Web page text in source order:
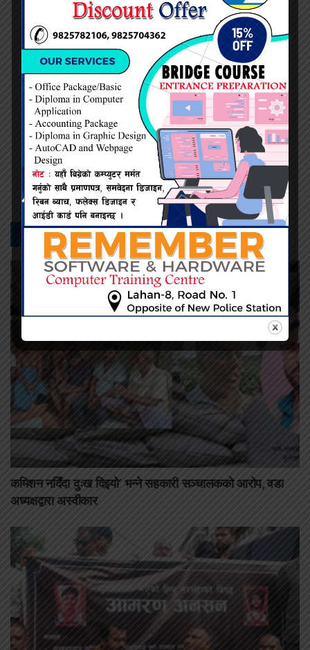
नेत्र दैनिक
सम्बन्धित -समाचार
कमिशन नदिँदा दुःख दिइयो’ भन्ने सहकारी सञ्चालकको आरोप, वडा
अध्यक्षद्वारा अस्वीकार